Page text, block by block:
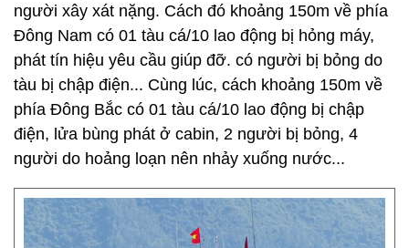
người xây xát nặng. Cách đó khoảng 150m về phía
Đông Nam có 01 tàu cá/10 lao động bị hỏng máy,
phát tín hiệu yêu cầu giúp đỡ. có người bị bỏng do
tàu bị chập điện... Cùng lúc, cách khoảng 150m về
phía Đông Bắc có 01 tàu cá/10 lao động bị chập
điện, lửa bùng phát ở cabin, 2 người bị bỏng, 4
người do hoảng loạn nên nhảy xuống nước...